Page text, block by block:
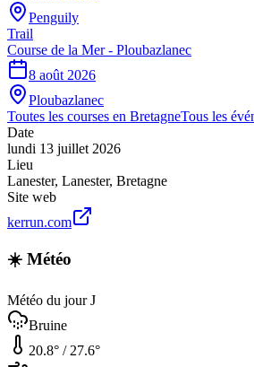
Penguily
Trail
Course de la Mer - Ploubazlanec
8 août 2026
Ploubazlanec
Toutes les courses en BretagneTous les
Date
lundi 13 juillet 2026
Lieu
Lanester, Lanester, Bretagne
Site web
kerrun.com
☀️ Météo
Météo du jour J
Bruine
20.8° / 27.6°